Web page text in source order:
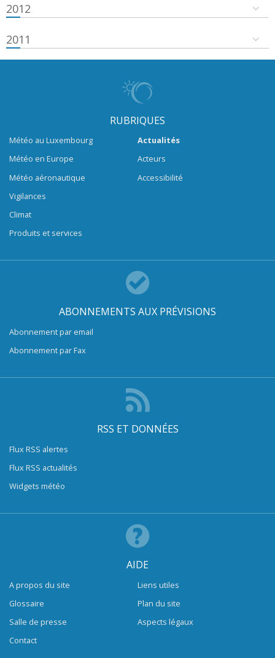
2012
2011
RUBRIQUES
Météo au Luxembourg
Météo en Europe
Météo aéronautique
Vigilances
Climat
Produits et services
Actualités
Acteurs
Accessibilité
ABONNEMENTS AUX PRÉVISIONS
Abonnement par email
Abonnement par Fax
RSS ET DONNÉES
Flux RSS alertes
Flux RSS actualités
Widgets météo
AIDE
A propos du site
Glossaire
Salle de presse
Contact
Liens utiles
Plan du site
Aspects légaux